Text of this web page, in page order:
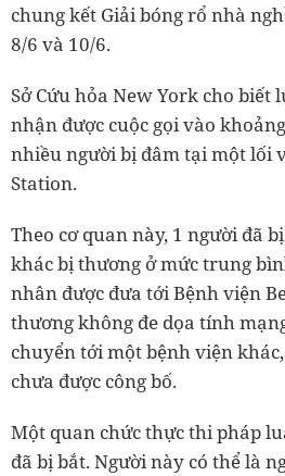
chung kết Giải bóng rổ nhà
8/6 và 10/6.
Sở Cứu hỏa New York cho biết
nhận được cuộc gọi vào
nhiều người bị đâm tại một lối
Station.
Theo cơ quan này, 1 người đã
khác bị thương ở mức trung
nhân được đưa tới Bệnh viện
thương không đe dọa tính
chuyển tới một bệnh viện
chưa được công bố.
Một quan chức thực thi pháp
đã bị bắt. Người này có thể là